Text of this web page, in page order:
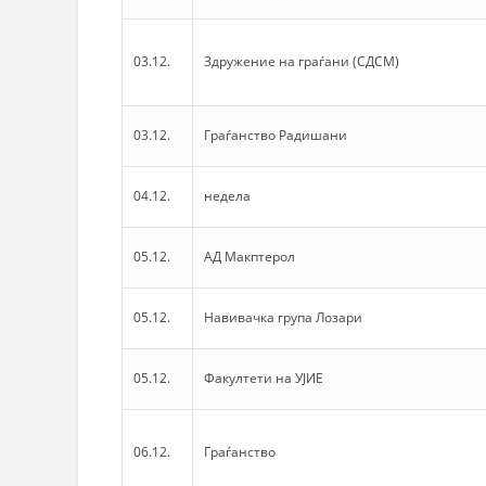
03.12. Здружение на граѓани (СДСМ)
03.12. Граѓанство Радишани
04.12. недела
05.12. АД Макптерол
05.12. Навивачка група Лозари
05.12. Факултети на УЈИЕ
06.12. Граѓанство